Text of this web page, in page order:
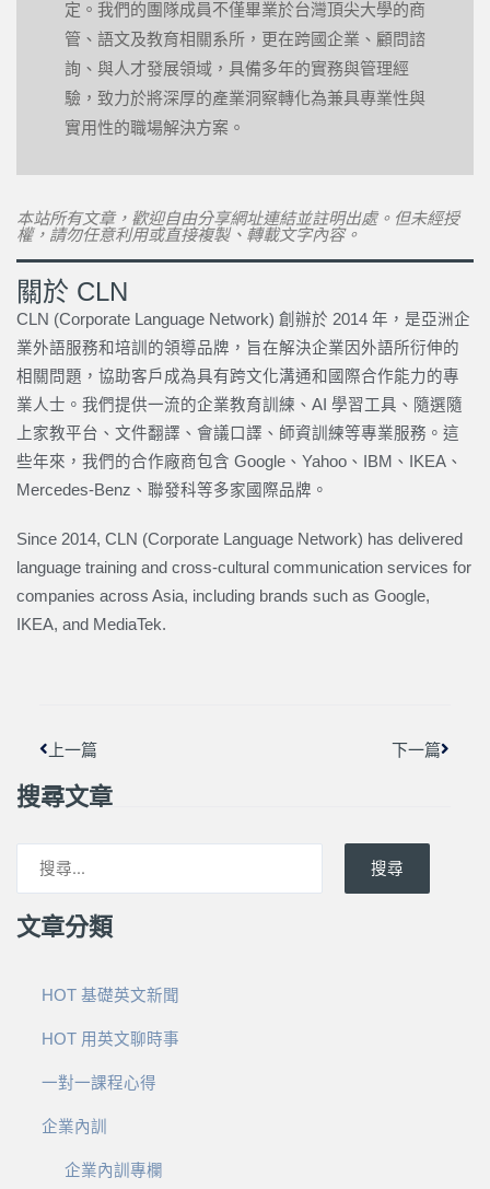
定。我們的團隊成員不僅畢業於台灣頂尖大學的商
管、語文及教育相關系所，更在跨國企業、顧問諮
詢、與人才發展領域，具備多年的實務與管理經
驗，致力於將深厚的產業洞察轉化為兼具專業性與
實用性的職場解決方案。
本站所有文章，歡迎自由分享網址連結並註明出處。但未經授
權，請勿任意利用或直接複製、轉載文字內容。
關於 CLN
CLN (Corporate Language Network) 創辦於 2014 年，是亞洲企
業外語服務和培訓的領導品牌，旨在解決企業因外語所衍伸的
相關問題，協助客戶成為具有跨文化溝通和國際合作能力的專
業人士。我們提供一流的企業教育訓練、AI 學習工具、隨選隨
上家教平台、文件翻譯、會議口譯、師資訓練等專業服務。這
些年來，我們的合作廠商包含 Google、Yahoo、IBM、IKEA、
Mercedes-Benz、聯發科等多家國際品牌。
Since 2014, CLN (Corporate Language Network) has delivered
language training and cross-cultural communication services for
companies across Asia, including brands such as Google,
IKEA, and MediaTek.
上一篇 下一篇
搜尋文章
搜尋
文章分類
HOT 基礎英文新聞
HOT 用英文聊時事
一對一課程心得
企業內訓
企業內訓專欄